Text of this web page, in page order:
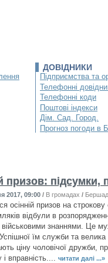
ДОВІДНИКИ
Підприємства та
Телефонні
Телефонні коди
Поштові індекси
Дім. Сад. Город.
Прогноз погоди в
призов: підсумки,
2017, 09:00 / В громадах /
осінній призов на
відбули в
військовими знаннями. Це
їм служби та
ціну чоловічої дружби,
вправність.... читати далі ...»